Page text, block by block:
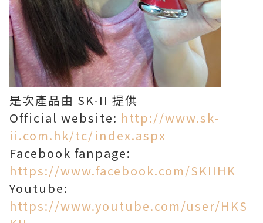
是次產品由 SK-II 提供
Official website: http://www.sk-
ii.com.hk/tc/index.aspx
Facebook fanpage:
https://www.facebook.com/SKIIHK
Youtube:
https://www.youtube.com/user/HKS